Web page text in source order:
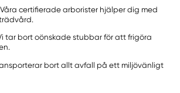
Våra certifierade arborister hjälper dig med
tar bort oönskade stubbar för att frigöra
bort allt avfall på ett miljövänligt